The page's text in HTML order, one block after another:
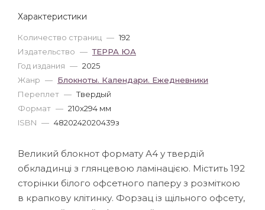
Характеристики
Количество страниц — 192
Издательство — ТЕРРА ЮА
Год издания — 2025
Жанр — Блокноты. Календари. Ежедневники
Переплет — Твердый
Формат — 210x294 мм
ISBN — 4820242020439з
Великий блокнот формату А4 у твердій
обкладинці з глянцевою ламінацією. Містить 192
сторінки білого офсетного паперу з розміткою
в крапкову клітинку. Форзац із щільного офсету,